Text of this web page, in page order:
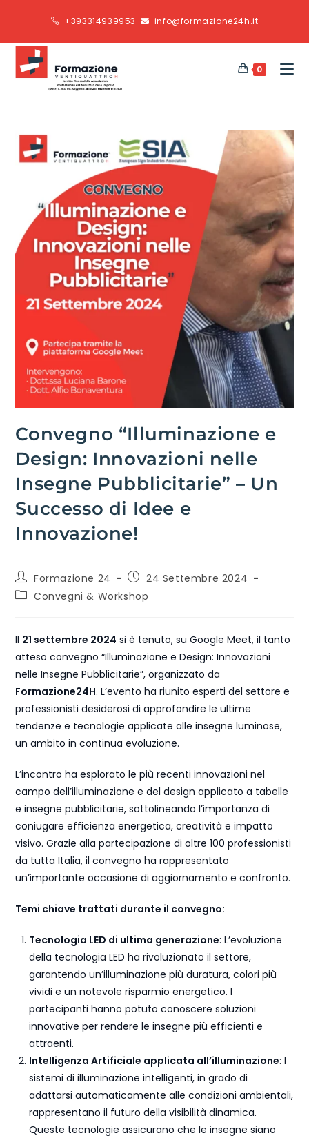
+393314939953 info@formazione24h.it
0
Convegno “Illuminazione e
Design: Innovazioni nelle
Insegne Pubblicitarie” – Un
Successo di Idee e
Innovazione!
Formazione 24
24 Settembre 2024
Convegni & Workshop
Il 21 settembre 2024 si è tenuto, su Google Meet, il tanto
atteso convegno “Illuminazione e Design: Innovazioni
nelle Insegne Pubblicitarie”, organizzato da
Formazione24H. L’evento ha riunito esperti del settore e
professionisti desiderosi di approfondire le ultime
tendenze e tecnologie applicate alle insegne luminose,
un ambito in continua evoluzione.
L’incontro ha esplorato le più recenti innovazioni nel
campo dell’illuminazione e del design applicato a tabelle
e insegne pubblicitarie, sottolineando l’importanza di
coniugare efficienza energetica, creatività e impatto
visivo. Grazie alla partecipazione di oltre 100 professionisti
da tutta Italia, il convegno ha rappresentato
un’importante occasione di aggiornamento e confronto.
Temi chiave trattati durante il convegno:
Tecnologia LED di ultima generazione: L’evoluzione
della tecnologia LED ha rivoluzionato il settore,
garantendo un’illuminazione più duratura, colori più
vividi e un notevole risparmio energetico. I
partecipanti hanno potuto conoscere soluzioni
innovative per rendere le insegne più efficienti e
attraenti.
Intelligenza Artificiale applicata all’illuminazione: I
sistemi di illuminazione intelligenti, in grado di
adattarsi automaticamente alle condizioni ambientali,
rappresentano il futuro della visibilità dinamica.
Queste tecnologie assicurano che le insegne siano